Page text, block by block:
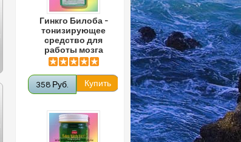
Гинкго Билоба -
тонизирующее
средство для
работы мозга
358 Руб.